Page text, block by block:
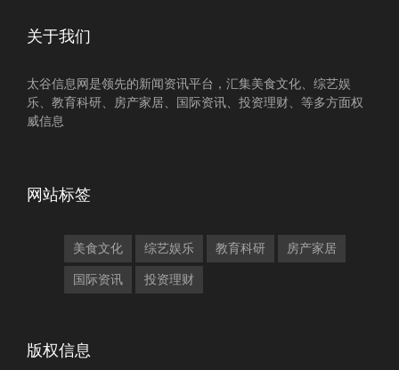
关于我们
太谷信息网是领先的新闻资讯平台，汇集美食文化、综艺娱
乐、教育科研、房产家居、国际资讯、投资理财、等多方面权
威信息
网站标签
美食文化 综艺娱乐 教育科研 房产家居
国际资讯 投资理财
版权信息